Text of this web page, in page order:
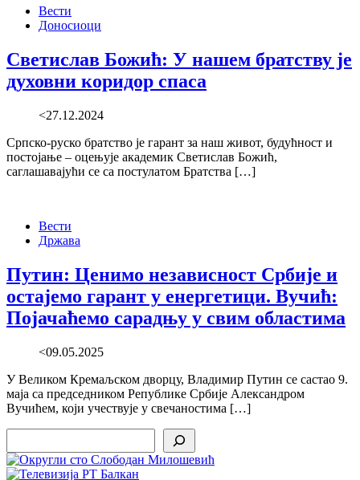
Вести
Доносиоци
Светислав Божић: У нашем братству је
духовни коридор спаса
<27.12.2024
Српско-руско братство је гарант за наш живот, будућност и
постојање – оцењује академик Светислав Божић,
саглашавајући се са постулатом Братства […]
Вести
Држава
Путин: Ценимо независност Србије и
остајемо гарант у енергетици. Вучић:
Појачаћемо сарадњу у свим областима
<09.05.2025
У Великом Кремаљском дворцу, Владимир Путин се састао 9.
маја са председником Републике Србије Александром
Вучићем, који учествује у свечаностима […]